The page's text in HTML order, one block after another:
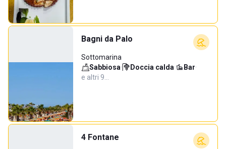
Bagni da Palo
Sottomarina
Sabbiosa· Doccia calda· Bar·
e altri 9…
4 Fontane